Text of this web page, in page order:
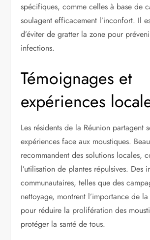
spécifiques, comme celles à base de
soulagent efficacement l’inconfort. Il
d’éviter de gratter la zone pour
infections.
Témoignages et
expériences
Les résidents de la Réunion partagent
expériences face aux moustiques.
recommandent des solutions locales,
l’utilisation de plantes répulsives. Des
communautaires, telles que des
nettoyage, montrent l’importance de
pour réduire la prolifération des
protéger la santé de tous.